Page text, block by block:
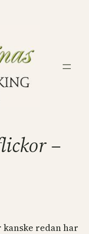
–
kanske redan har